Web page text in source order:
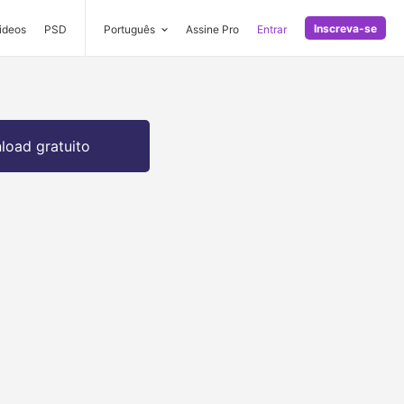
PSD Português Assine Pro Entrar Inscreva-se
gratuito